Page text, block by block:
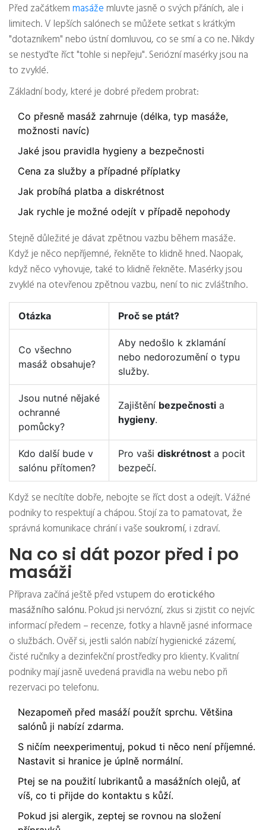
Před začátkemmasáže mluvte jasně o svých přáních, ale i
limitech. V lepších salónech se můžete setkat s krátkým
"dotazníkem" nebo ústní domluvou, co se smí a co ne. Nikdy
se nestyďte říct "tohle si nepřeju". Seriózní masérky jsou na
to zvyklé.
Základní body, které je dobré předem probrat:
Co přesně masáž zahrnuje (délka, typ masáže,
možnosti navíc)
Jaké jsou pravidla hygieny a bezpečnosti
Cena za služby a případné příplatky
Jak probíhá platba a diskrétnost
Jak rychle je možné odejít v případě nepohody
Stejně důležité je dávat zpětnou vazbu během masáže.
Když je něco nepříjemné, řekněte to klidně hned. Naopak,
když něco vyhovuje, také to klidně řekněte. Masérky jsou
zvyklé na otevřenou zpětnou vazbu, není to nic zvláštního.
Otázka Proč se ptát?
Co všechno
masáž obsahuje?
Aby nedošlo k zklamání
nebo nedorozumění o typu
služby.
Jsou nutné nějaké
ochranné
pomůcky?
Zajištění bezpečnosti a
hygieny.
Kdo další bude v
salónu přítomen?
Pro vaši diskrétnost a pocit
bezpečí.
Když se necítíte dobře, nebojte se říct dost a odejít. Vážné
podniky to respektují a chápou. Stojí za to pamatovat, že
správná komunikace chrání i vašesoukromí, i zdraví.
Na co si dát pozor před i po
masáži
Příprava začíná ještě před vstupem doerotického
masážního salónu. Pokud jsi nervózní, zkus si zjistit co nejvíc
informací předem – recenze, fotky a hlavně jasné informace
o službách. Ověř si, jestli salón nabízí hygienické zázemí,
čisté ručníky a dezinfekční prostředky pro klienty. Kvalitní
podniky mají jasně uvedená pravidla na webu nebo při
rezervaci po telefonu.
Nezapomeň před masáží použít sprchu. Většina
salónů ji nabízí zdarma.
S ničím neexperimentuj, pokud ti něco není příjemné.
Nastavit si hranice je úplně normální.
Ptej se na použití lubrikantů a masážních olejů, ať
víš, co ti přijde do kontaktu s kůží.
Pokud jsi alergik, zeptej se rovnou na složení